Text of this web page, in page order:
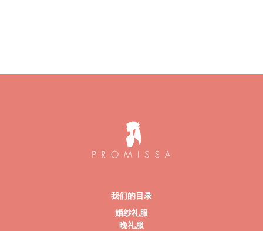
我们的目录
婚纱礼服
晚礼服